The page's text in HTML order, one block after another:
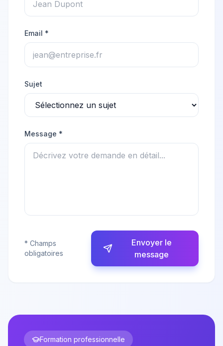
Email *
Sujet
Message *
* Champs
obligatoires
Envoyer le
message
Formation professionnelle